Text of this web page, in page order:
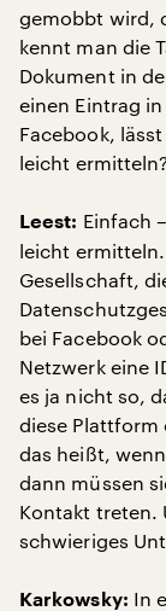
gemobbt wird,
kennt man die
Dokument in
einen Eintrag
Facebook,
leicht ermitteln?
Leest: Einfach
leicht
Gesellschaft,
bei Facebook
Netzwerk eine
es ja nicht so,
diese Plattform
das heißt,
dann müssen
Kontakt treten.
schwieriges
Karkowsky: In